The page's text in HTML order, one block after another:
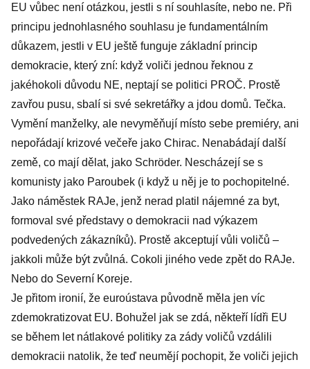
EU vůbec není otázkou, jestli s ní souhlasíte, nebo ne. Při
principu jednohlasného souhlasu je fundamentálním
důkazem, jestli v EU ještě funguje základní princip
demokracie, který zní: když voliči jednou řeknou z
jakéhokoli důvodu NE, neptají se politici PROČ. Prostě
zavřou pusu, sbalí si své sekretářky a jdou domů. Tečka.
Vymění manželky, ale nevyměňují místo sebe premiéry, ani
nepořádají krizové večeře jako Chirac. Nenabádají další
země, co mají dělat, jako Schröder. Nescházejí se s
komunisty jako Paroubek (i když u něj je to pochopitelné.
Jako náměstek RAJe, jenž nerad platil nájemné za byt,
formoval své představy o demokracii nad výkazem
podvedených zákazníků). Prostě akceptují vůli voličů –
jakkoli může být zvůlná. Cokoli jiného vede zpět do RAJe.
Nebo do Severní Koreje.
Je přitom ironií, že euroústava původně měla jen víc
zdemokratizovat EU. Bohužel jak se zdá, někteří lídři EU
se během let nátlakové politiky za zády voličů vzdálili
demokracii natolik, že teď neumějí pochopit, že voliči jejich